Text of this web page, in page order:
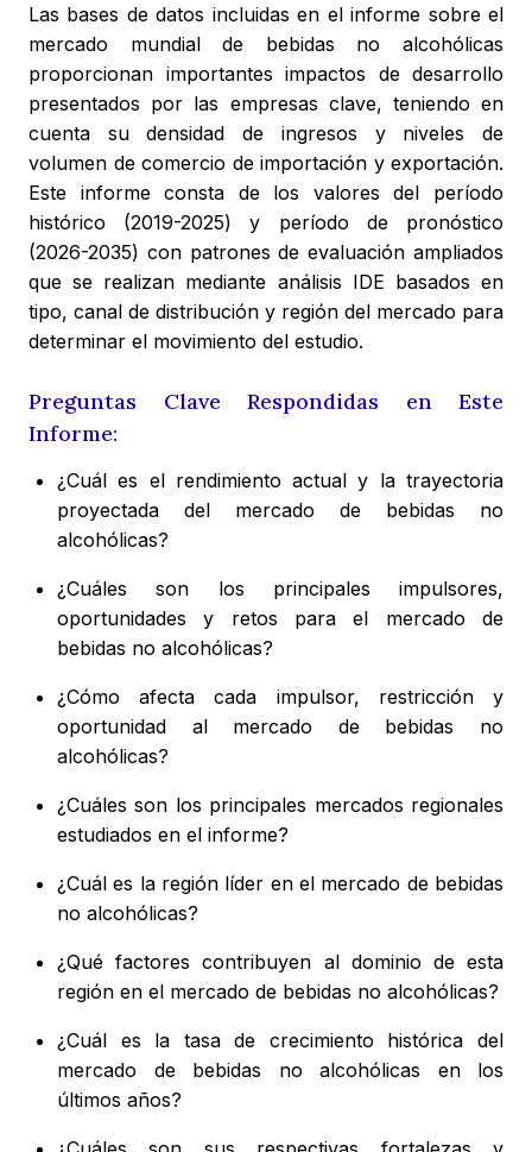
Las bases de datos incluidas en el informe sobre el
mercado mundial de bebidas no alcohólicas
proporcionan importantes impactos de desarrollo
presentados por las empresas clave, teniendo en
cuenta su densidad de ingresos y niveles de
volumen de comercio de importación y exportación.
Este informe consta de los valores del período
histórico (2019-2025) y período de pronóstico
(2026-2035) con patrones de evaluación ampliados
que se realizan mediante análisis IDE basados en
tipo, canal de distribución y región del mercado para
determinar el movimiento del estudio.
Preguntas Clave Respondidas en Este
Informe:
¿Cuál es el rendimiento actual y la trayectoria
proyectada del mercado de bebidas no
alcohólicas?
¿Cuáles son los principales impulsores,
oportunidades y retos para el mercado de
bebidas no alcohólicas?
¿Cómo afecta cada impulsor, restricción y
oportunidad al mercado de bebidas no
alcohólicas?
¿Cuáles son los principales mercados regionales
estudiados en el informe?
¿Cuál es la región líder en el mercado de bebidas
no alcohólicas?
¿Qué factores contribuyen al dominio de esta
región en el mercado de bebidas no alcohólicas?
¿Cuál es la tasa de crecimiento histórica del
mercado de bebidas no alcohólicas en los
últimos años?